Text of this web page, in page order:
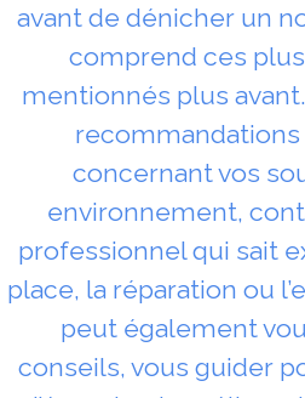
avant de dénicher un
comprend ces
mentionnés plus
concernant vos
environnement,
professionnel qui sait
place, la réparation ou
peut également
conseils, vous guider